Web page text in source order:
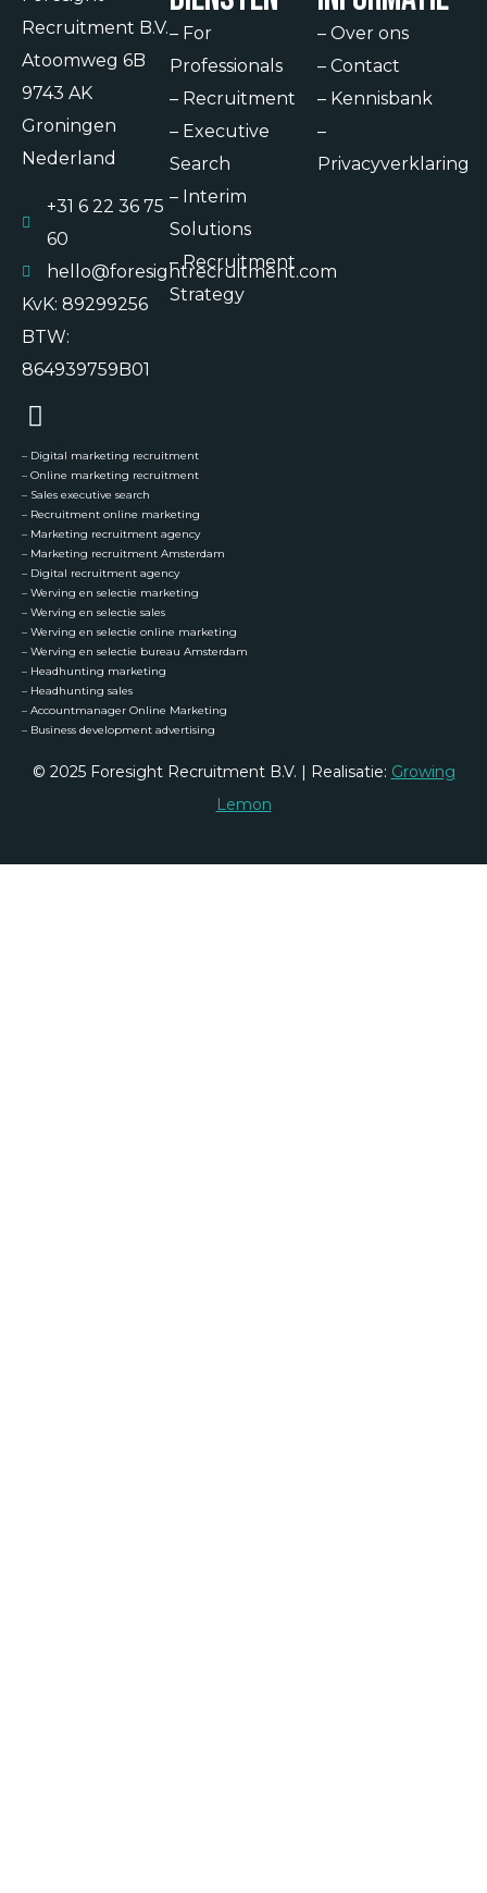
Recruitment B.V.
Atoomweg 6B
9743 AK
Groningen
Nederland
+31 6 22 36 75
60
hello@foresightrecruitment.com
KvK: 89299256
BTW:
864939759B01
– For
Professionals
– Recruitment
– Executive
Search
– Interim
Solutions
–Recruitment
Strategy
– Over ons
– Contact
– Kennisbank
–
Privacyverklaring
– Digital marketing recruitment
– Online marketing recruitment
– Sales executive search
– Recruitment online marketing
– Marketing recruitment agency
– Marketing recruitment Amsterdam
– Digital recruitment agency
– Werving en selectie marketing
– Werving en selectie sales
– Werving en selectie online marketing
– Werving en selectie bureau Amsterdam
– Headhunting marketing
– Headhunting sales
– Accountmanager Online Marketing
– Business development advertising
© 2025 Foresight Recruitment B.V. | Realisatie: Growing
Lemon